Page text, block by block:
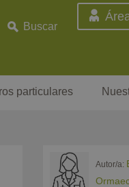
Buscar
particulares
Autor/a: